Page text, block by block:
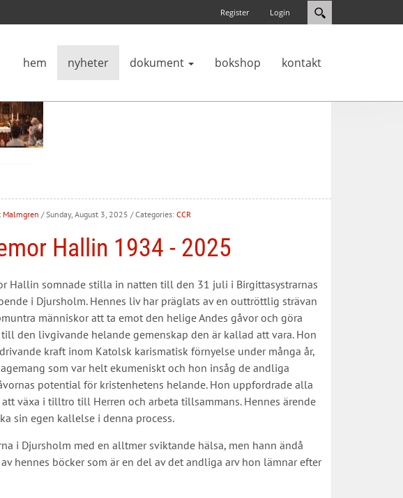
Login
Register
hem nyheter dokument bokshop kontakt
Malmgren / Sunday, August 3, 2025 / Categories: CCR
Hallin 1934 - 2025
Hallin somnade stilla in natten till den 31 juli i Birgittasystrarnas
i Djursholm. Hennes liv har präglats av en outtröttlig strävan
människor att ta emot den helige Andes gåvor och göra
den livgivande helande gemenskap den är kallad att vara. Hon
kraft inom Katolsk karismatisk förnyelse under många år,
som var helt ekumeniskt och hon insåg de andliga
potential för kristenhetens helande. Hon uppfordrade alla
växa i tilltro till Herren och arbeta tillsammans. Hennes ärende
sin egen kallelse i denna process.
i Djursholm med en alltmer sviktande hälsa, men hann ändå
hennes böcker som är en del av det andliga arv hon lämnar efter